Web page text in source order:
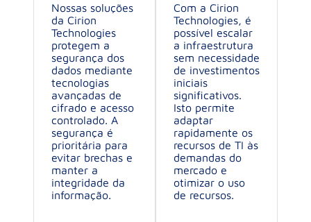
Nossas soluções
da Cirion
Technologies
protegem a
segurança dos
dados mediante
tecnologias
avançadas de
cifrado e acesso
controlado. A
segurança é
prioritária para
evitar brechas e
manter a
integridade da
informação.
Com a Cirion
Technologies, é
possível escalar
a infraestrutura
sem necessidade
de investimentos
iniciais
significativos.
Isto permite
adaptar
rapidamente os
recursos de TI às
demandas do
mercado e
otimizar o uso
de recursos.